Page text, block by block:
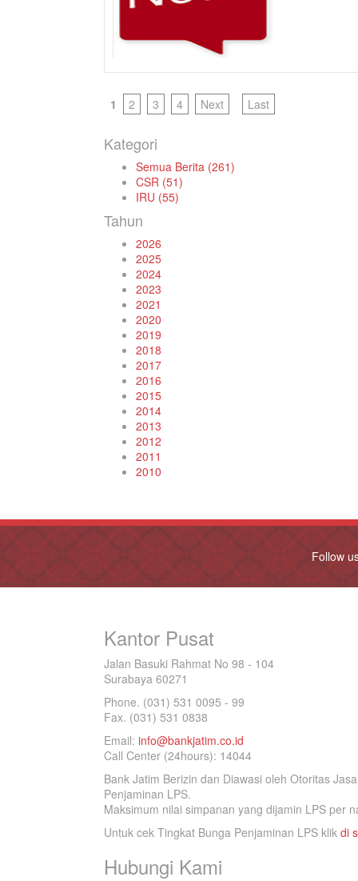
1 2 3 4 Next Last
Kategori
Semua Berita (261)
CSR (51)
IRU (55)
Tahun
2026
2025
2024
2023
2021
2020
2019
2018
2017
2016
2015
2014
2013
2012
2011
2010
Follow
Kantor Pusat
Jalan Basuki Rahmat No 98 - 104
Surabaya 60271
Phone. (031) 531 0095 - 99
Fax. (031) 531 0838
Email: info@bankjatim.co.id
Call Center (24hours): 14044
Bank Jatim Berizin dan Diawasi oleh Otoritas
Penjaminan LPS.
Maksimum nilai simpanan yang dijamin LPS per
Untuk cek Tingkat Bunga Penjaminan LPS klik di
Hubungi Kami